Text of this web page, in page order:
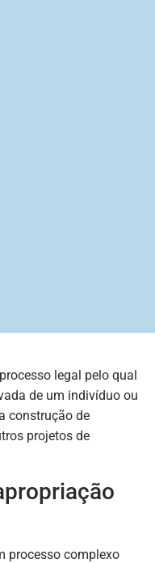
legal pelo qual
de um indivíduo ou
construção de
projetos de
processo complexo